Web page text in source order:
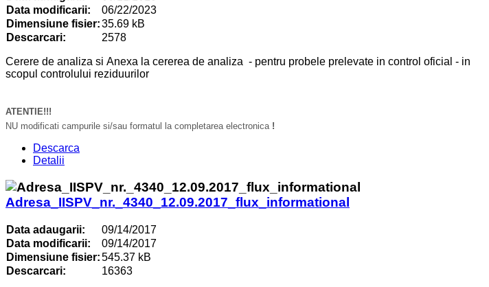
Data modificarii:
06/22/2023
Dimensiune fisier:35.69 kB
Descarcari:
2578
Cerere de analiza si Anexa la cererea de analiza - pentru probele prelevate in control oficial - in
scopul controlului reziduurilor
ATENTIE!!!
NU modificati campurile si/sau formatul la completarea electronica!
Descarca
Detalii
Adresa_IISPV_nr._4340_12.09.2017_flux_informational
Data adaugarii:
09/14/2017
Data modificarii:
09/14/2017
Dimensiune fisier:545.37 kB
Descarcari:
16363